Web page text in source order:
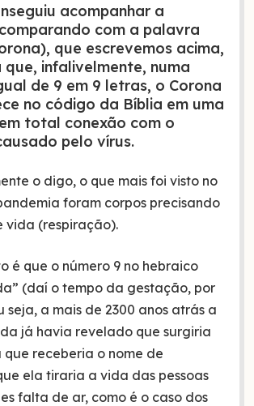
acompanhar a
com a palavra
que escrevemos acima,
infalivelmente, numa
de 9 em 9 letras, o Corona
no código da Bíblia em uma
total conexão com o
pelo vírus.
o digo, o que mais foi visto no
foram corpos precisando
vida (respiração).
é que o número 9 no hebraico
(daí o tempo da gestação, por
seja, a mais de 2300 anos atrás a
já havia revelado que surgiria
que receberia o nome de
ela tiraria a vida das pessoas
falta de ar, como é o caso dos